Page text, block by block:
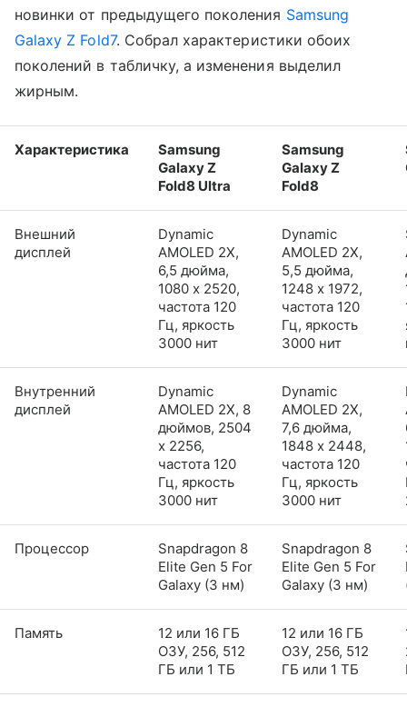
новинки от предыдущего поколения Samsung
Galaxy Z Fold7. Собрал характеристики обоих
поколений в табличку, а изменения выделил
жирным.
Характеристика
Samsung
Galaxy Z
Fold8 Ultra
Samsung
Galaxy Z
Fold8
Внешний
дисплей
Dynamic
AMOLED 2X,
6,5 дюйма,
1080 x 2520,
частота 120
Гц, яркость
3000 нит
Dynamic
AMOLED 2X,
5,5 дюйма,
1248 x 1972,
частота 120
Гц, яркость
3000 нит
Внутренний
дисплей
Dynamic
AMOLED 2X, 8
дюймов, 2504
x 2256,
частота 120
Гц, яркость
3000 нит
Dynamic
AMOLED 2X,
7,6 дюйма,
1848 x 2448,
частота 120
Гц, яркость
3000 нит
Процессор
Snapdragon 8
Elite Gen 5 For
Galaxy (3 нм)
Snapdragon 8
Elite Gen 5 For
Galaxy (3 нм)
Память
12 или 16 ГБ
ОЗУ, 256, 512
ГБ или 1 ТБ
12 или 16 ГБ
ОЗУ, 256, 512
ГБ или 1 ТБ